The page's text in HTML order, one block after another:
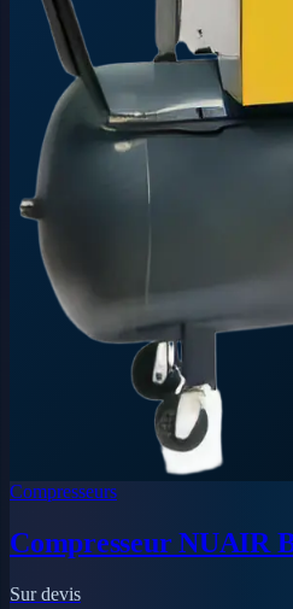
Compresseurs
Compresseur NUAIR
Sur devis